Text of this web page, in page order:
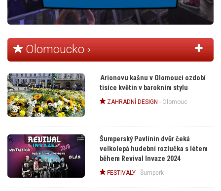
Olomoucko ›
Arionovu kašnu v Olomouci ozdobí
tisíce květin v barokním stylu
ZAHRADNÍ DESIGN - Olomouc
Šumperský Pavlínin dvůr čeká
velkolepá hudební rozlučka s létem
během Revival Invaze 2024
FESTIVALY- Šumperk